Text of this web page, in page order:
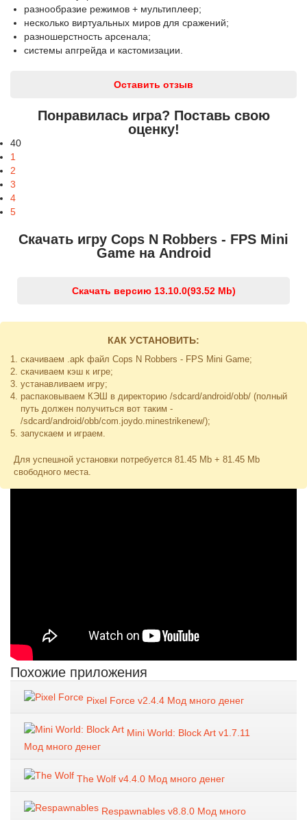
разнообразие режимов + мультиплеер;
несколько виртуальных миров для сражений;
разношерстность арсенала;
системы апгрейда и кастомизации.
Оставить отзыв
Понравилась игра? Поставь свою
оценку!
40
1
2
3
4
5
Скачать игру Cops N Robbers - FPS Mini
Game на Android
Скачать версию 13.10.0(93.52 Mb)
КАК УСТАНОВИТЬ:
скачиваем .apk файл Cops N Robbers - FPS Mini Game;
скачиваем кэш к игре;
устанавливаем игру;
распаковываем КЭШ в директорию /sdcard/android/obb/ (полный
путь должен получиться вот таким -
/sdcard/android/obb/com.joydo.minestrikenew/);
запускаем и играем.
Для успешной установки потребуется 81.45 Mb + 81.45 Mb
свободного места.
Похожие приложения
Pixel Force v2.4.4 Мод много денег
Mini World: Block Art v1.7.11
Мод много денег
The Wolf v4.4.0 Мод много денег
Respawnables v8.8.0 Мод много